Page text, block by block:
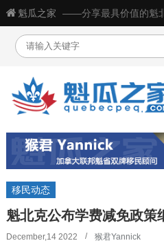
魁瓜之家 ——分享最具价值的魁北克留学移
移民动态
魁北克公布学费减免政策
December,14 2022 猴君Yannick